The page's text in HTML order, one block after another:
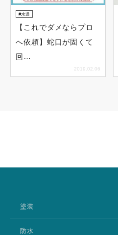
水道
【これでダメならプロ
へ依頼】蛇口が固くて
回…
2019.02.06
塗装
防水